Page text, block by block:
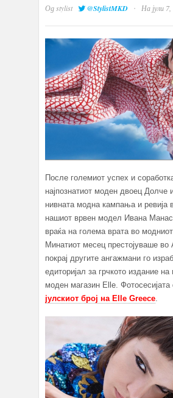
Одstylist @StylistMKD · На јули
После големиот успех и
најпознатиот моден двоец Долче
нивната модна кампања и ревија
нашиот врвен модел Ивана
враќа на голема врата во
Минатиот месец престојуваше во
покрај другите ангажмани го
едиторијал за грчкото издание на
моден магазин Elle. Фотосесијата
јулскиот број на Elle Greece.